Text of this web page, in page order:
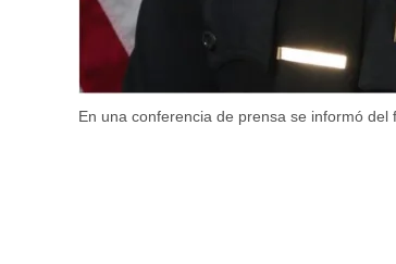
En una conferencia de prensa se informó